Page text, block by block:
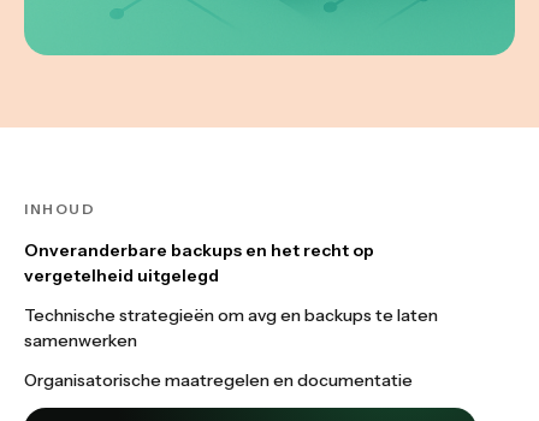
INHOUD
Onveranderbare backups en het recht op
vergetelheid uitgelegd
Technische strategieën om avg en backups te laten
samenwerken
Organisatorische maatregelen en documentatie